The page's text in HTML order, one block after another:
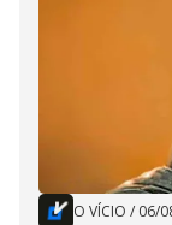
O VÍCIO / 06/